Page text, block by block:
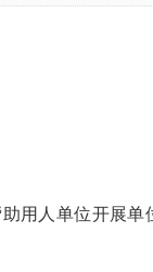
用人单位开展单